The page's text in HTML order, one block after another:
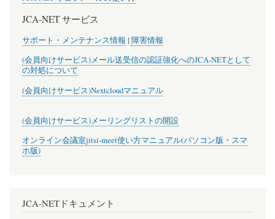
JCA-NET サービス
サポート・メンテナンス情報 | 障害情報
(会員向けサービス)メール送受信の認証強化へのJCA-NETとして
の対処について
(会員向けサービス)Nextcloudマニュアル
(会員向けサービス)メーリングリストの開設
オンライン会議室jitsi-meet使い方マニュアル(パソコン版・スマ
ホ版)
JCA-NETドキュメント